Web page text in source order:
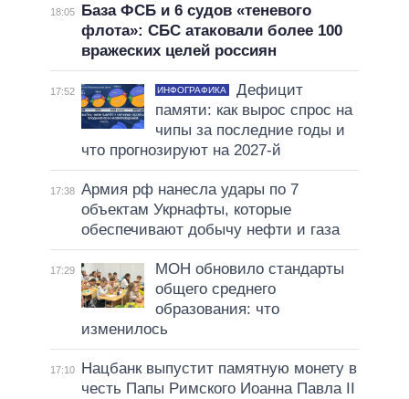
18:05
База ФСБ и 6 судов «теневого
флота»: СБС атаковали более 100
вражеских целей россиян
17:52 ИНФОГРАФИКА
Дефицит
памяти: как вырос спрос на
чипы за последние годы и
что прогнозируют на 2027-й
17:38 Армия рф нанесла удары по 7
объектам Укрнафты, которые
обеспечивают добычу нефти и газа
17:29
МОН обновило стандарты
общего среднего
образования: что
изменилось
17:10
Нацбанк выпустит памятную монету в
честь Папы Римского Иоанна Павла II